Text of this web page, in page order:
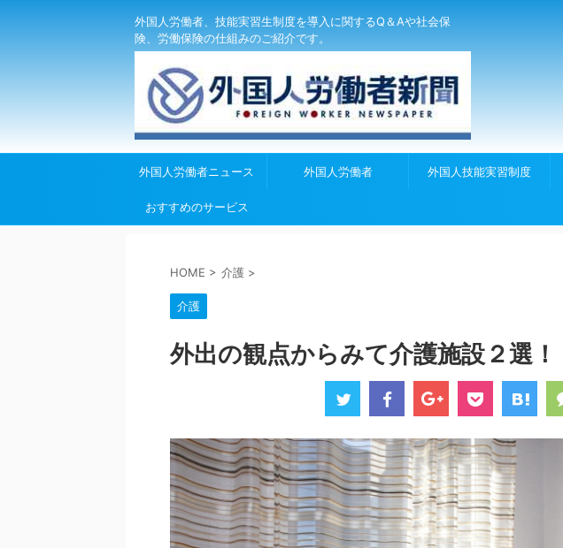
外国人労働者、技能実習生制度を導入に関するQ＆Aや社会保
険、労働保険の仕組みのご紹介です。
外国人労働者ニュース 外国人労働者 外国人技能実習制度
おすすめのサービス
HOME > 介護 >
介護
外出の観点からみて介護施設２選！